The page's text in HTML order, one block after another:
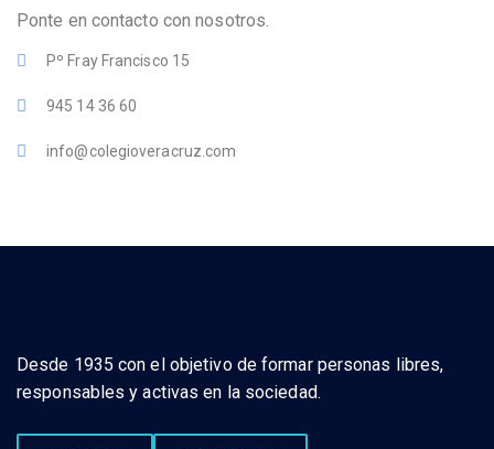
Ponte en contacto con nosotros.
Pº Fray Francisco 15
945 14 36 60
info@colegioveracruz.com
Desde 1935 con el objetivo de formar personas libres,
responsables y activas en la sociedad.